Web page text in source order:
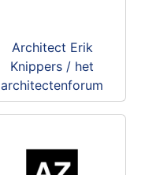
Architect Erik
Knippers / het
architectenforum